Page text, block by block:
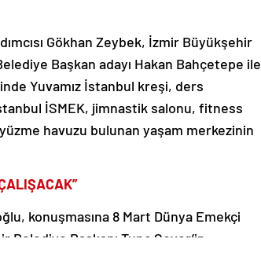
Gökhan Zeybek, İzmir Büyükşehir
Başkan adayı Hakan Bahçetepe ile
Yuvamız İstanbul kreşi, ders
İSMEK, jimnastik salonu, fitness
havuzu bulunan yaşam merkezinin
konuşmasına 8 Mart Dünya Emekçi
Belediye Başkanı Tunç Soyer’in